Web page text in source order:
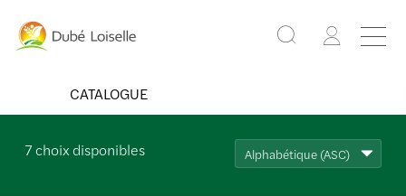
CATALOGUE
7choix disponibles Alphabétique (ASC)